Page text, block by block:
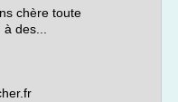
chère toute
des...